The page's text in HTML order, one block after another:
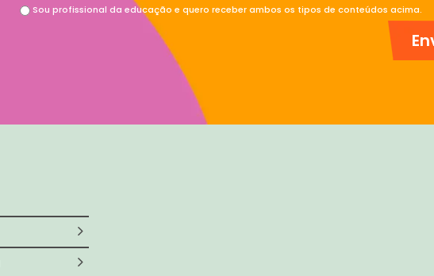
Sou profissional da educação e quero receber ambos os tipos de conteúdos acima.